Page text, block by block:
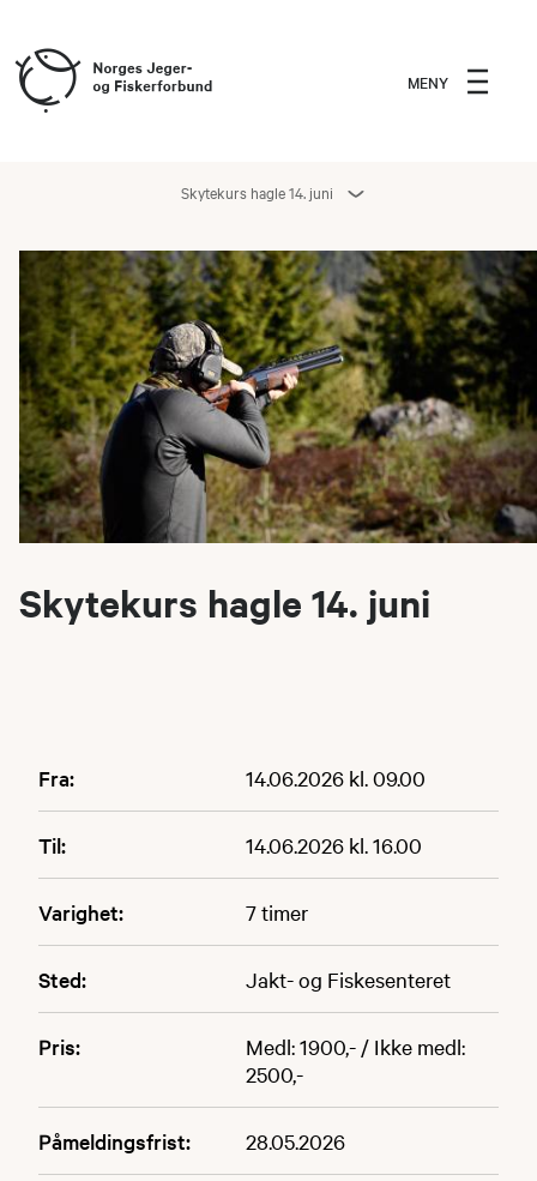
MENY
Skytekurs hagle 14. juni
Skytekurs hagle 14. juni
Fra: 14.06.2026 kl. 09.00
Til: 14.06.2026 kl. 16.00
Varighet: 7 timer
Sted: Jakt- og Fiskesenteret
Pris:
Medl: 1900,- / Ikke medl:
2500,-
Påmeldingsfrist: 28.05.2026